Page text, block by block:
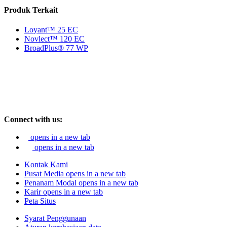
Produk Terkait
Loyant™ 25 EC
Novlect™ 120 EC
BroadPlus® 77 WP
Connect with us:
opens in a new tab
opens in a new tab
Kontak Kami
Pusat Media opens in a new tab
Penanam Modal opens in a new tab
Karir opens in a new tab
Peta Situs
Syarat Penggunaan